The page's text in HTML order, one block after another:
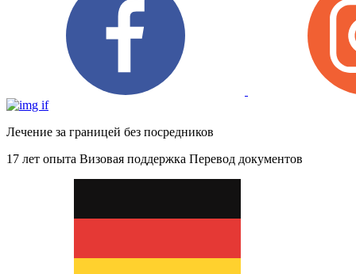
Лечение за границей без посредников
17 лет опыта Визовая поддержка Перевод документов